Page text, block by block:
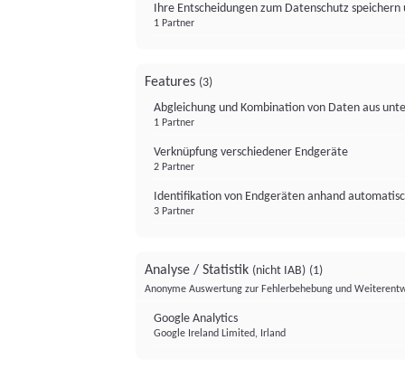
Ihre Entscheidungen zum Datenschutz
1 Partner
Features (3)
Abgleichung und Kombination von Daten aus
1 Partner
Verknüpfung verschiedener Endgeräte
2 Partner
Identifikation von Endgeräten anhand
3 Partner
Analyse / Statistik (nicht IAB) (1)
Anonyme Auswertung zur Fehlerbehebung und
Google Analytics
Google Ireland Limited, Irland